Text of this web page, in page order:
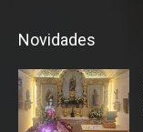
Novidades